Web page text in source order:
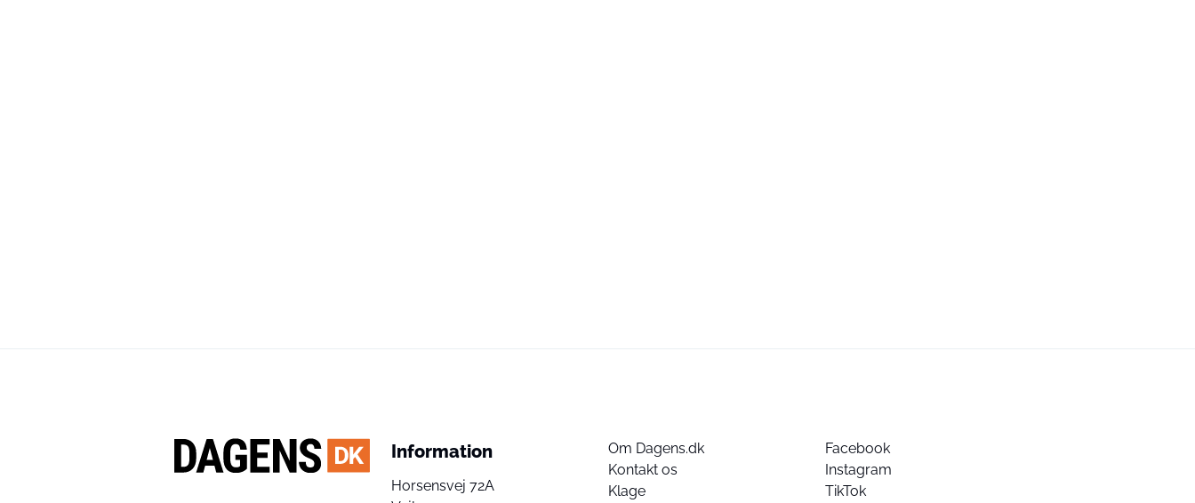
Information
Horsensvej 72A
Om Dagens.dk
Kontakt os
Klage
Facebook
Instagram
TikTok